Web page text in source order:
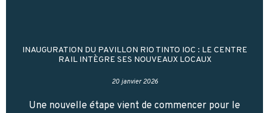
INAUGURATION DU PAVILLON RIO TINTO IOC : LE CENTRE
RAIL INTÈGRE SES NOUVEAUX LOCAUX
20 janvier 2026
Une nouvelle étape vient de commencer pour le